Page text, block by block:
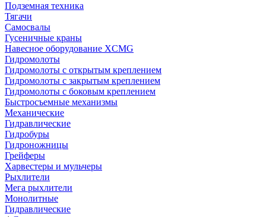
Подземная техника
Тягачи
Самосвалы
Гусеничные краны
Навесное оборудование XCMG
Гидромолоты
Гидромолоты с открытым креплением
Гидромолоты с закрытым креплением
Гидромолоты с боковым креплением
Быстросъемные механизмы
Механические
Гидравлические
Гидробуры
Гидроножницы
Грейферы
Харвестеры и мульчеры
Рыхлители
Мега рыхлители
Монолитные
Гидравлические